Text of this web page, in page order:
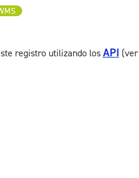
registro utilizando los API (ver